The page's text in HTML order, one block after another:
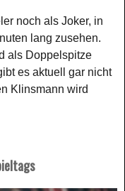
noch als Joker, in
lang zusehen.
als Doppelspitze
es aktuell gar nicht
Klinsmann wird